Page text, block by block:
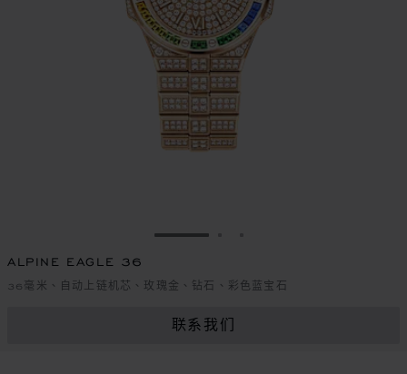
转到幻灯片 1
ALPINE EAGLE 36
36毫米、自动上链机芯、玫瑰金、钻石、彩色蓝宝石
联系我们